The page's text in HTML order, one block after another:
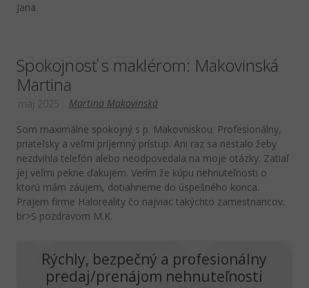
Jana
Spokojnosť s maklérom: Makovinská
Martina
Martina Makovinská
máj 2025
Som maximálne spokojný s p. Makovniskou. Profesionálny,
priateľsky a veľmi príjemný prístup. Ani raz sa nestalo žeby
nezdvihla telefón alebo neodpovedala na moje otázky. Zatiaľ
jej veľmi pekne ďakujem. Verím že kúpu nehnuteľnosti o
ktorú mám záujem, dotiahneme do úspešného konca.
Prajem firme Haloreality čo najviac takýchto zamestnancov.
br>S pozdravom M.K.
Rýchly, bezpečný a profesionálny
predaj/prenájom nehnuteľnosti